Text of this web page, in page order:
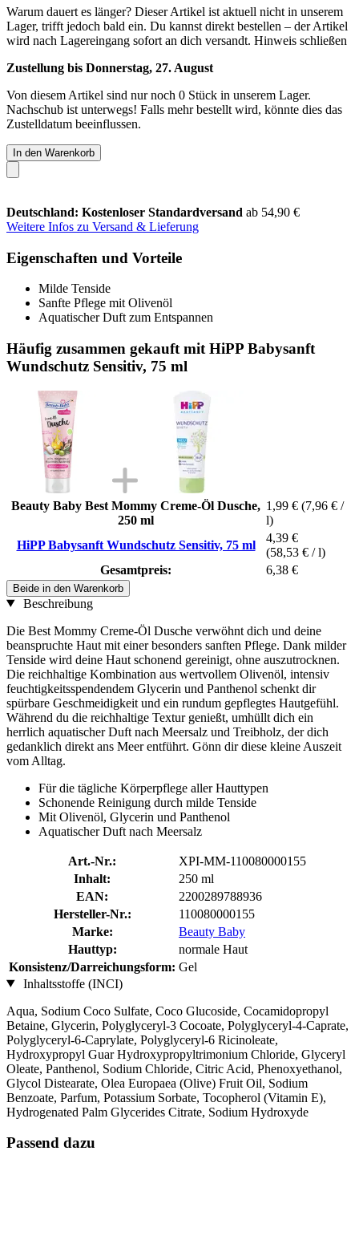
Warum dauert es länger? Dieser Artikel ist aktuell nicht in unserem
Lager, trifft jedoch bald ein. Du kannst direkt bestellen – der Artikel
wird nach Lagereingang sofort an dich versandt. Hinweis schließen
Zustellung bis Donnerstag, 27. August
Von diesem Artikel sind nur noch 0 Stück in unserem Lager.
Nachschub ist unterwegs! Falls mehr bestellt wird, könnte dies das
Zustelldatum beeinflussen.
In den Warenkorb
Deutschland: Kostenloser Standardversand ab 54,90 €
Weitere Infos zu Versand & Lieferung
Eigenschaften und Vorteile
Milde Tenside
Sanfte Pflege mit Olivenöl
Aquatischer Duft zum Entspannen
Häufig zusammen gekauft mit HiPP Babysanft
Wundschutz Sensitiv, 75 ml
Beauty Baby Best Mommy Creme-Öl Dusche,
250 ml
1,99 € (7,96 € /
l)
HiPP Babysanft Wundschutz Sensitiv, 75 ml
4,39 €
(58,53 € / l)
Gesamtpreis:
6,38 €
Beide in den Warenkorb
Beschreibung
Die Best Mommy Creme-Öl Dusche verwöhnt dich und deine
beanspruchte Haut mit einer besonders sanften Pflege. Dank milder
Tenside wird deine Haut schonend gereinigt, ohne auszutrocknen.
Die reichhaltige Kombination aus wertvollem Olivenöl, intensiv
feuchtigkeitsspendendem Glycerin und Panthenol schenkt dir
spürbare Geschmeidigkeit und ein rundum gepflegtes Hautgefühl.
Während du die reichhaltige Textur genießt, umhüllt dich ein
herrlich aquatischer Duft nach Meersalz und Treibholz, der dich
gedanklich direkt ans Meer entführt. Gönn dir diese kleine Auszeit
vom Alltag.
Für die tägliche Körperpflege aller Hauttypen
Schonende Reinigung durch milde Tenside
Mit Olivenöl, Glycerin und Panthenol
Aquatischer Duft nach Meersalz
Art.-Nr.:
XPI-MM-110080000155
Inhalt:
250 ml
EAN:
2200289788936
Hersteller-Nr.:
110080000155
Marke:
Beauty Baby
Hauttyp:
normale Haut
Konsistenz/Darreichungsform: Gel
Inhaltsstoffe (INCI)
Aqua, Sodium Coco­ Sulfate, Coco Glucoside, Cocamidopropyl
Betaine, Glycerin, Polyglyceryl-3 Cocoate, Polyglyceryl-4-Caprate,
Polyglyceryl-6-Caprylate, Polyglyceryl-6 Ricinoleate,
Hydroxypropyl Guar Hydroxypropyltrimonium Chloride, Glyceryl
Oleate, Panthenol, Sodium Chloride, Citric Acid, Phenoxyethanol,
Glycol Distearate, Olea Europaea (Olive) Fruit Oil, Sodium
Benzoate, Parfum, Potassium Sorbate, Tocopherol (Vitamin E),
Hydrogenated Palm Glycerides Citrate, Sodium Hydroxyde
Passend dazu